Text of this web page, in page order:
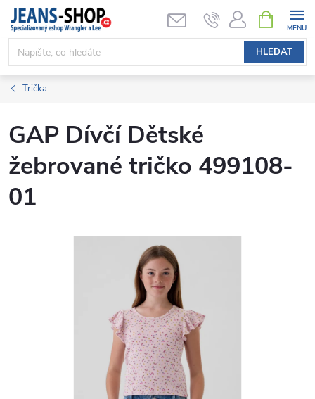
Přejít
obsah
HLEDAT
NÁKUPNÍ
KOŠÍK
Trička
GAP Dívčí Dětské
žebrované tričko 499108-
01